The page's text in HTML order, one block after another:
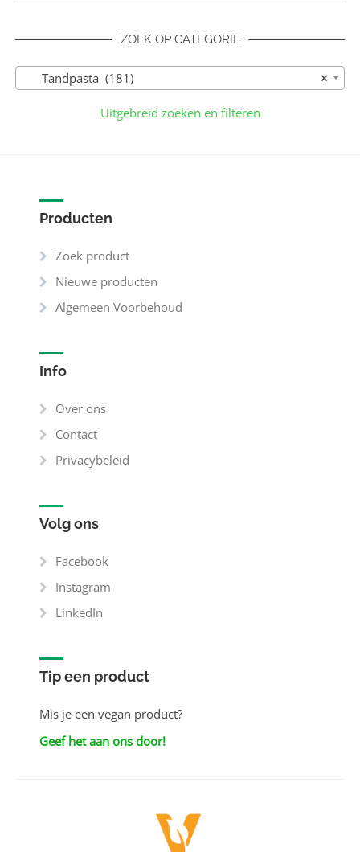
ZOEK OP CATEGORIE
×
Tandpasta (181)
Uitgebreid zoeken en filteren
Producten
Zoek product
Nieuwe producten
Algemeen Voorbehoud
Info
Over ons
Contact
Privacybeleid
Volg ons
Facebook
Instagram
LinkedIn
Tip een product
Mis je een vegan product?
Geef het aan ons door!